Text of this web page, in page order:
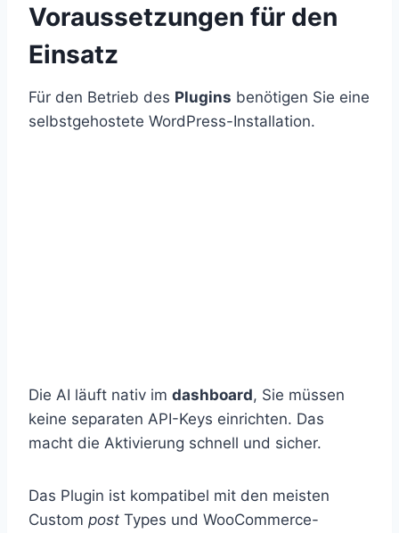
Voraussetzungen für den
Einsatz
Für den Betrieb des Plugins benötigen Sie eine
selbstgehostete WordPress-Installation.
Die AI läuft nativ im dashboard, Sie müssen
keine separaten API-Keys einrichten. Das
macht die Aktivierung schnell und sicher.
Das Plugin ist kompatibel mit den meisten
Custom post Types und WooCommerce-